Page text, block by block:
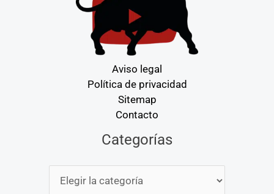
Aviso legal
Política de privacidad
Sitemap
Contacto
Categorías